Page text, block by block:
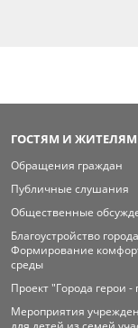
ГОСТЯМ И ЖИТЕЛЯМ
Обращения граждан
Публичные слушания
Общественные
Благоустройство
Формирование
среды
Проект "Города герои -
Мероприятия